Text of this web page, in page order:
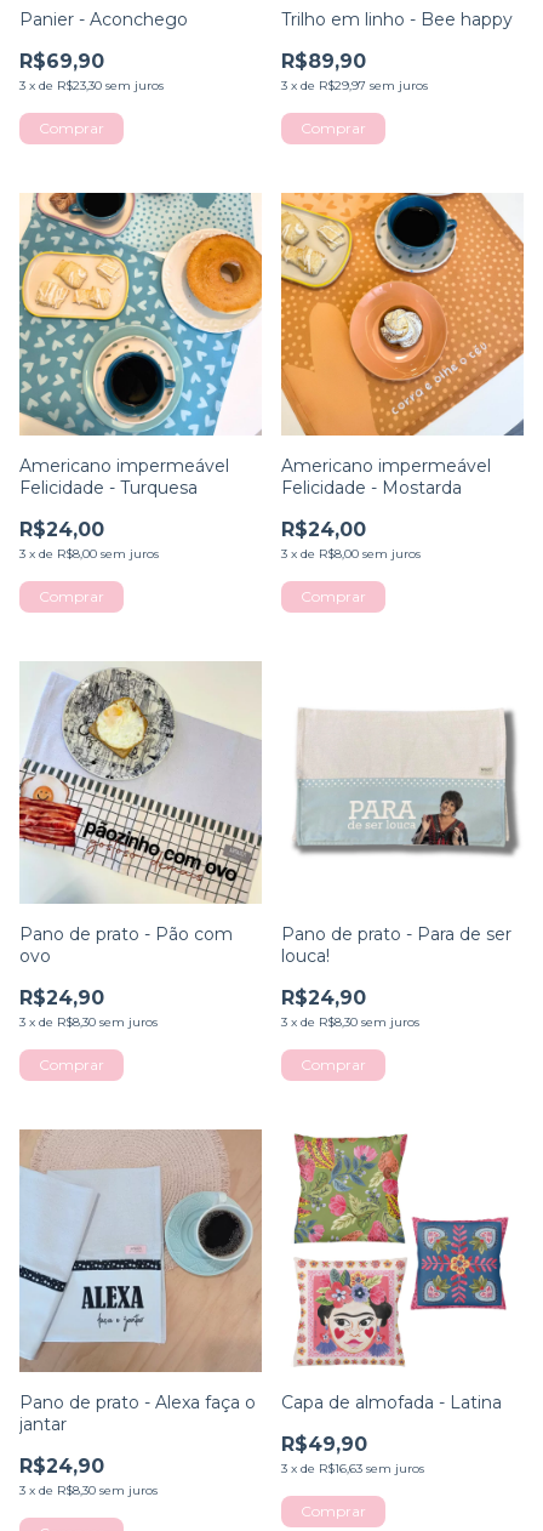
Panier - Aconchego
R$69,90
3 x de R$23,30 sem juros
Trilho em linho - Bee happy
R$89,90
3 x de R$29,97 sem juros
Americano impermeável
Felicidade - Turquesa
R$24,00
3 x de R$8,00 sem juros
Comprar
Americano impermeável
Felicidade - Mostarda
R$24,00
3 x de R$8,00 sem juros
Comprar
Pano de prato - Pão com
ovo
R$24,90
3 x de R$8,30 sem juros
Pano de prato - Para de ser
louca!
R$24,90
3 x de R$8,30 sem juros
Pano de prato - Alexa faça o
jantar
R$24,90
3 x de R$8,30 sem juros
Capa de almofada - Latina
R$49,90
3 x de R$16,63 sem juros
Comprar